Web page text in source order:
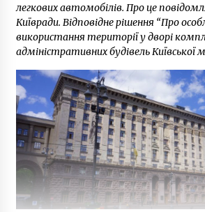
легкових автомобілів. Про це
Київради. Відповідне рішення “Про
використання території у дворі
адміністративних будівель Київської